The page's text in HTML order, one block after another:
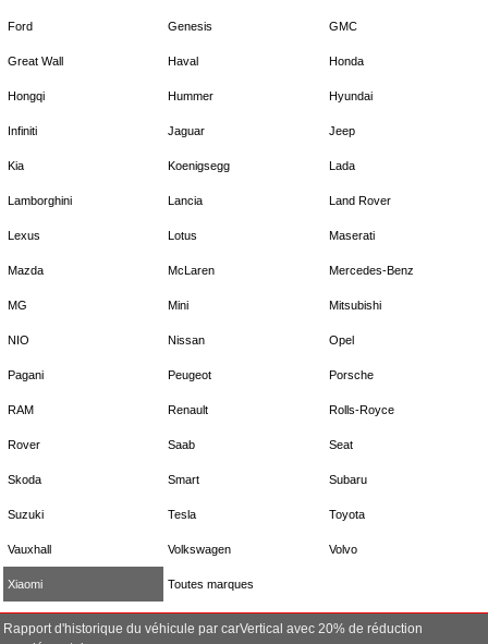
Ford Genesis GMC
Great Wall Haval Honda
Hongqi Hummer Hyundai
Infiniti Jaguar Jeep
Kia Koenigsegg Lada
Lamborghini Lancia Land Rover
Lexus Lotus Maserati
Mazda McLaren Mercedes-Benz
MG Mini Mitsubishi
NIO Nissan Opel
Pagani Peugeot Porsche
RAM Renault Rolls-Royce
Rover Saab Seat
Skoda Smart Subaru
Suzuki Tesla Toyota
Vauxhall Volkswagen Volvo
Xiaomi Toutes marques
Rapport d'historique du véhicule par carVertical avec 20% de réduction